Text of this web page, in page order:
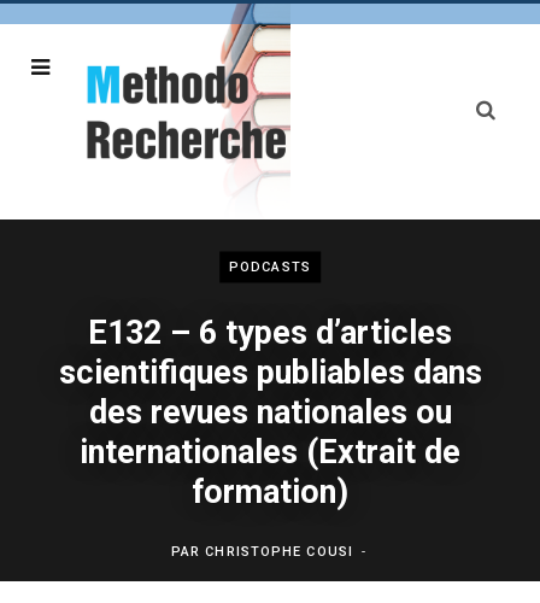
PODCASTS
E132 – 6 types d’articles
scientifiques publiables dans
des revues nationales ou
internationales (Extrait de
formation)
PARCHRISTOPHE COUSI